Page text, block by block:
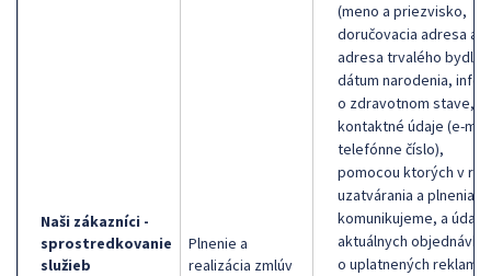
Naši zákazníci -
sprostredkovanie
služieb
Plnenie a
realizácia zmlúv
(meno a priezvisko,
doručovacia adresa
adresa trvalého
dátum narodenia,
o zdravotnom stave,
kontaktné údaje (e-
telefónne číslo),
pomocou ktorých v
uzatvárania a plnenia
komunikujeme, a údaje
aktuálnych
o uplatnených